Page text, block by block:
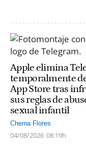
Apple elimina
temporalmente
App Store tras
sus reglas de
sexual infantil
Chema Flores
04/08/2026 08:19h